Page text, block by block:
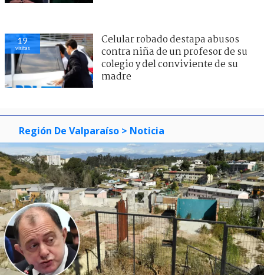
19
visitas
Celular robado destapa abusos
contra niña de un profesor de su
colegio y del conviviente de su
madre
Región De Valparaíso > Noticia